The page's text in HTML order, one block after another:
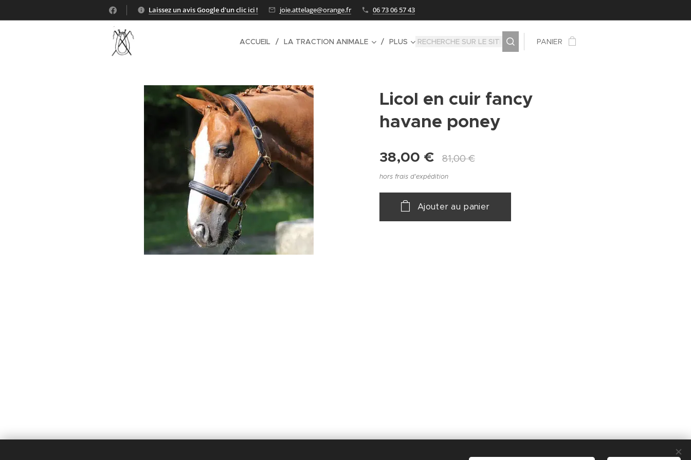
Laissez un avis Google d'un clic ici ! joie.attelage@orange.fr 06 73 06 57 43
ACCUEIL LA TRACTION ANIMALE PLUS PANIER
Licol en cuir fancy
havane poney
38,00 € 81,00€
hors frais d'expédition
Ajouter au panier